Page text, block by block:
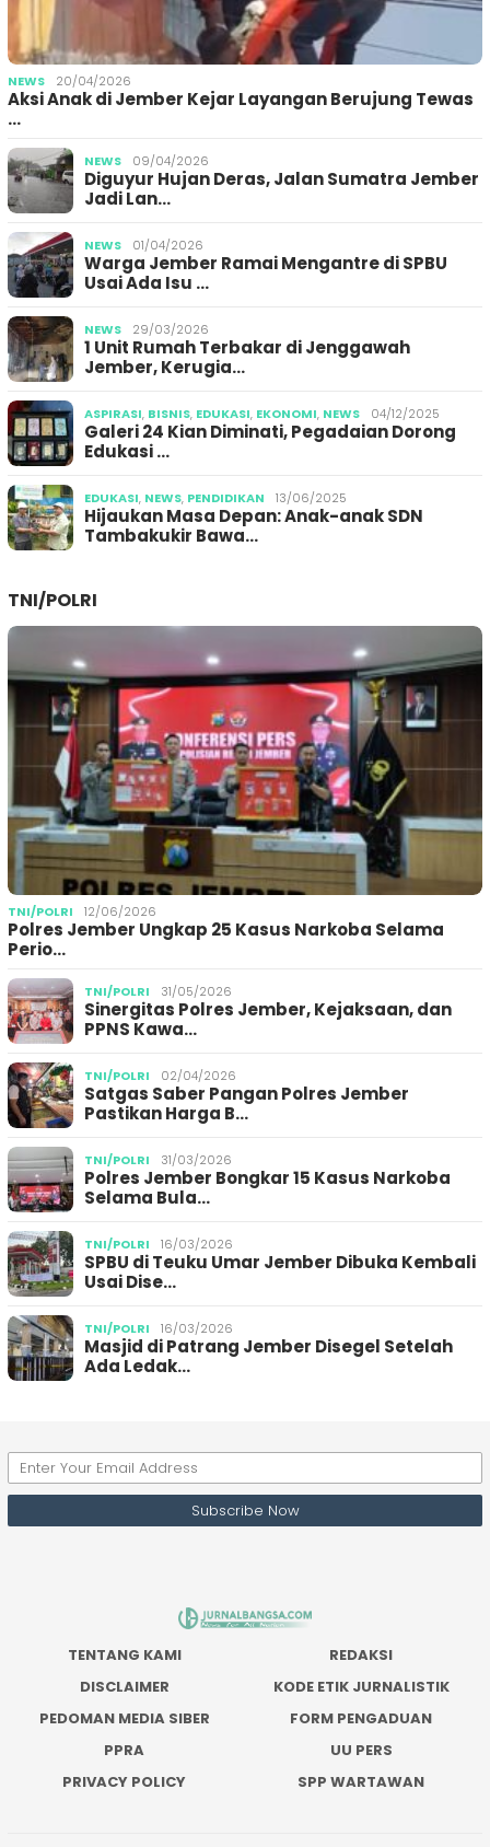
NEWS 20/04/2026
Aksi Anak di Jember Kejar Layangan Berujung Tewas
…
NEWS 09/04/2026
Diguyur Hujan Deras, Jalan Sumatra Jember
Jadi Lan…
NEWS 01/04/2026
Warga Jember Ramai Mengantre di SPBU
Usai Ada Isu …
NEWS 29/03/2026
1 Unit Rumah Terbakar di Jenggawah
Jember, Kerugia…
ASPIRASI, BISNIS, EDUKASI, EKONOMI, NEWS 04/12/2025
Galeri 24 Kian Diminati, Pegadaian Dorong
Edukasi …
EDUKASI, NEWS, PENDIDIKAN 13/06/2025
Hijaukan Masa Depan: Anak-anak SDN
Tambakukir Bawa…
TNI/POLRI
TNI/POLRI 12/06/2026
Polres Jember Ungkap 25 Kasus Narkoba Selama
Perio…
TNI/POLRI 31/05/2026
Sinergitas Polres Jember, Kejaksaan, dan
PPNS Kawa…
TNI/POLRI 02/04/2026
Satgas Saber Pangan Polres Jember
Pastikan Harga B…
TNI/POLRI 31/03/2026
Polres Jember Bongkar 15 Kasus Narkoba
Selama Bula…
TNI/POLRI 16/03/2026
SPBU di Teuku Umar Jember Dibuka Kembali
Usai Dise…
TNI/POLRI 16/03/2026
Masjid di Patrang Jember Disegel Setelah
Ada Ledak…
TENTANG KAMI
REDAKSI
DISCLAIMER
KODE ETIK JURNALISTIK
PEDOMAN MEDIA SIBER
FORM PENGADUAN
PPRA
UU PERS
PRIVACY POLICY
SPP WARTAWAN